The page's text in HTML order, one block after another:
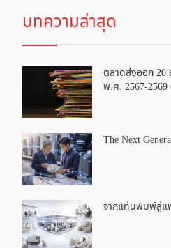
บทความล่าสุด
ตลาดส่งออก 20
พ.ศ. 2567-
The Next
จากแท่นพิมพ์สู่